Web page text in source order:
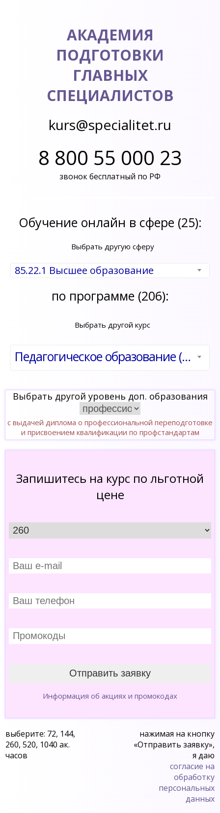
АКАДЕМИЯ
ПОДГОТОВКИ
ГЛАВНЫХ
СПЕЦИАЛИСТОВ
kurs@specialitet.ru
8 800 55 000 23
звонок бесплатный по РФ
Обучение онлайн в сфере (25):
Выбрать другую сферу
85.22.1 Высшее образование
по программе (206):
Выбрать другой курс
Педагогическое образование (по направлению «Свиноводство»)
Выбрать другой уровень доп. образования
с выдачей диплома о профессиональной переподготовке
и присвоением квалификации по профстандартам
Запишитесь на курс по льготной
цене
Информация об акциях и промокодах
выберите: 72, 144,
260, 520, 1040 ак.
часов
нажимая на кнопку
«Отправить заявку»,
я даю
согласие на
обработку
персональных
данных